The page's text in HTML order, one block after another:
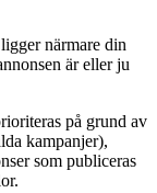
närmare din
är eller ju
på grund av
kampanjer),
som publiceras